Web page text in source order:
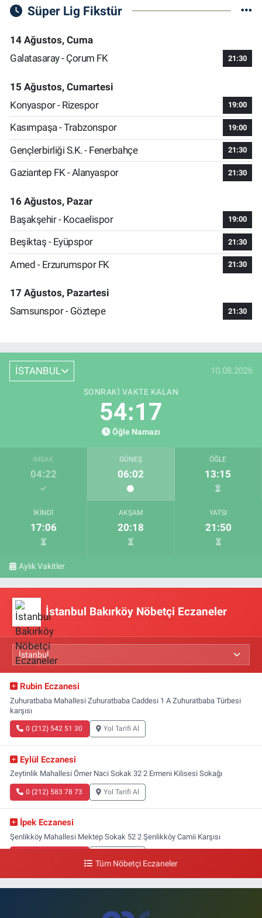
Süper Lig Fikstür
14 Ağustos, Cuma
Galatasaray - Çorum FK
21:30
15 Ağustos, Cumartesi
Konyaspor - Rizespor
19:00
Kasımpaşa - Trabzonspor 19:00
Gençlerbirliği S.K. - Fenerbahçe 21:30
Gaziantep FK - Alanyaspor 21:30
16 Ağustos, Pazar
Başakşehir - Kocaelispor
19:00
Beşiktaş - Eyüpspor 21:30
Amed - Erzurumspor FK 21:30
17 Ağustos, Pazartesi
Samsunspor - Göztepe
21:30
İSTANBUL 10.08.2026
SONRAKI VAKTE KALAN
54:17
Öğle Namazı
İMSAK
04:22
GÜNEŞ
06:02
ÖĞLE
13:15
İKINDI
17:06
AKŞAM
20:18
YATSI
21:50
Aylık Vakitler
İstanbul Bakırköy Nöbetçi Eczaneler
Rubin Eczanesi
Zuhuratbaba Mahallesi Zuhuratbaba Caddesi 1 A Zuhuratbaba Türbesi
karşısı
0 (212) 542 51 30 Yol Tarifi Al
Eylül Eczanesi
Zeytinlik Mahallesi Ömer Naci Sokak 32 2 Ermeni Kilisesi Sokağı
0 (212) 583 78 73 Yol Tarifi Al
İpek Eczanesi
Şenlikköy Mahallesi Mektep Sokak 52 2 Şenlikköy Camii Karşısı
Gün Eczanesi
Tüm Nöbetçi Eczaneler